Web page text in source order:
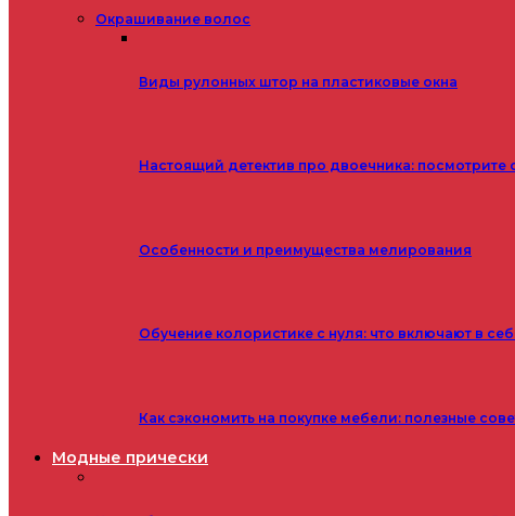
Окрашивание волос
Виды рулонных штор на пластиковые окна
Настоящий детектив про двоечника: посмотрите
Особенности и преимущества мелирования
Обучение колористике с нуля: что включают в
Как сэкономить на покупке мебели: полезные
Модные прически